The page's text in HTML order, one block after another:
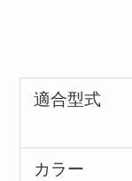
適合型式
カラー